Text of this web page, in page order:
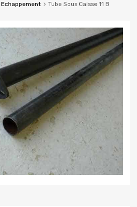
Echappement Tube Sous Caisse 11 B